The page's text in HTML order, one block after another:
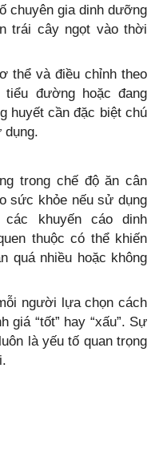
chuyên gia dinh dưỡng
trái cây ngọt vào thời
thể và điều chỉnh theo
đường hoặc đang
huyết cần đặc biệt chú
dụng.
trong chế độ ăn cân
sức khỏe nếu sử dụng
khuyến cáo dinh
thuộc có thể khiến
quá nhiều hoặc không
người lựa chọn cách
giá “tốt” hay “xấu”. Sự
là yếu tố quan trọng